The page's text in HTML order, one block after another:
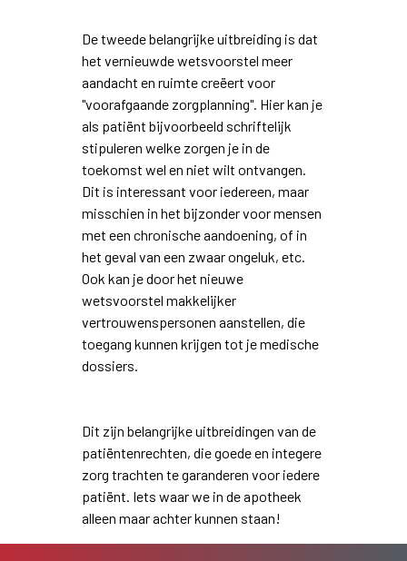
De tweede belangrijke uitbreiding is dat
het vernieuwde wetsvoorstel meer
aandacht en ruimte creëert voor
"voorafgaande zorgplanning". Hier kan je
als patiënt bijvoorbeeld schriftelijk
stipuleren welke zorgen je in de
toekomst wel en niet wilt ontvangen.
Dit is interessant voor iedereen, maar
misschien in het bijzonder voor mensen
met een chronische aandoening, of in
het geval van een zwaar ongeluk, etc.
Ook kan je door het nieuwe
wetsvoorstel makkelijker
vertrouwenspersonen aanstellen, die
toegang kunnen krijgen tot je medische
dossiers.
Dit zijn belangrijke uitbreidingen van de
patiëntenrechten, die goede en integere
zorg trachten te garanderen voor iedere
patiënt. Iets waar we in de apotheek
alleen maar achter kunnen staan!